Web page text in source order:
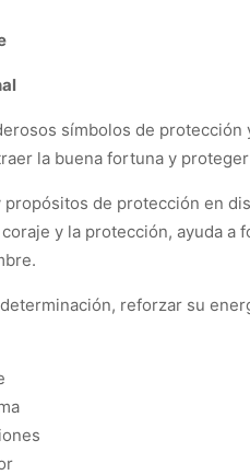
símbolos de
la buena fortuna y
de protección en
y la protección, ayuda
reforzar su